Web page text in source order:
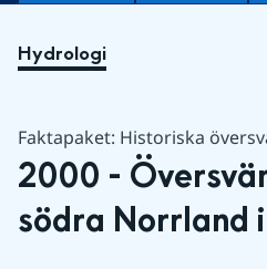
Hydrologi
Faktapaket: Historiska
2000 -
södra Norrland